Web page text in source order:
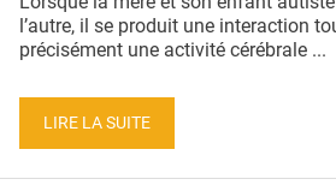
l’autre, il se produit une interaction
précisément une activité cérébrale ...
LIRE LA SUITE